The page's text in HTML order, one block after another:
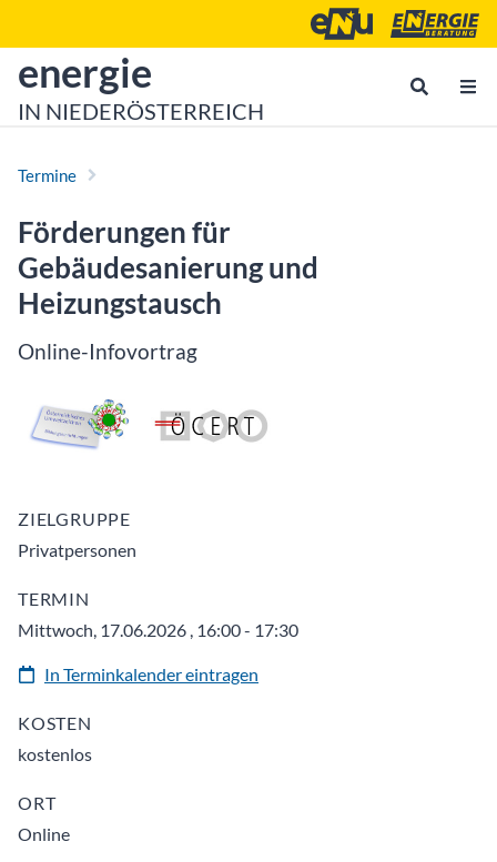
Energie- und
zur Startseite von
energie
IN NIEDERÖSTERREICH
Termine
Förderungen für
Gebäudesanierung und
Heizungstausch
Online-Infovortrag
ZIELGRUPPE
Privatpersonen
TERMIN
Mittwoch, 17.06.2026 , 16:00 - 17:30
In Terminkalender eintragen
KOSTEN
kostenlos
ORT
Online